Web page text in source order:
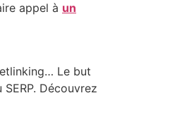
appel à un
Le but
Découvrez